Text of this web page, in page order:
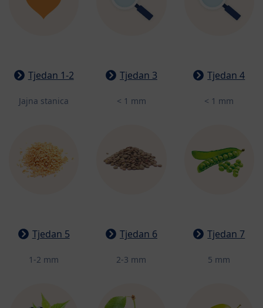
Tjedan 1-2
Jajna stanica
Tjedan 3
< 1 mm
Tjedan 4
< 1 mm
Tjedan 5
1-2 mm
Tjedan 6
2-3 mm
Tjedan 7
5 mm